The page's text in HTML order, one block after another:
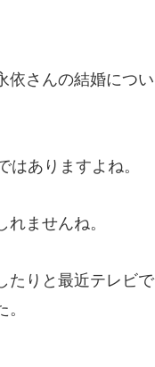
依さんの結婚につい
はありますよね。
れませんね。
たりと最近テレビで